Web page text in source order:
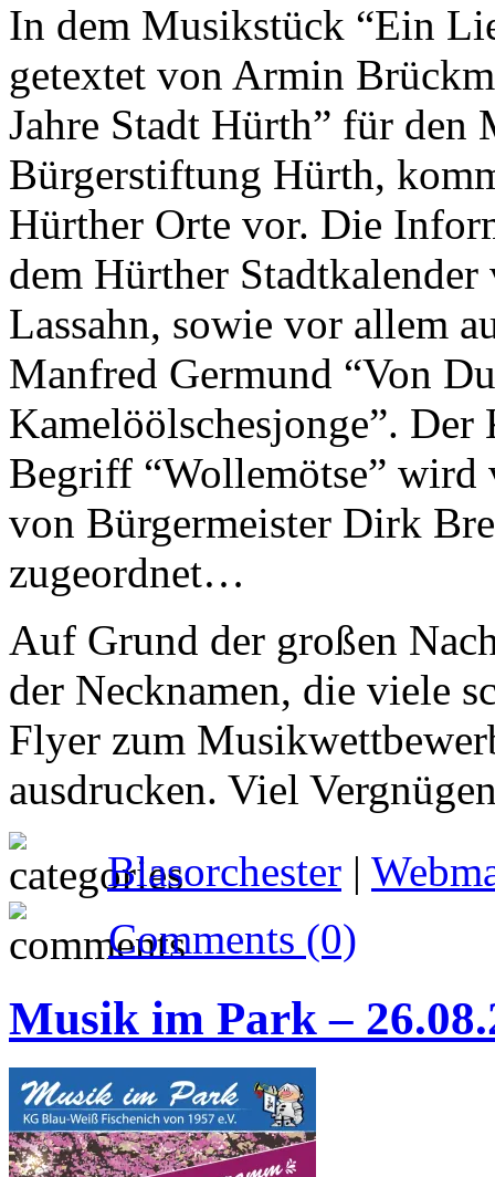
In dem Musikstück “Ein
getextet von Armin
Jahre Stadt Hürth” für den
Bürgerstiftung Hürth,
Hürther Orte vor. Die
dem Hürther
Lassahn, sowie vor allem
Manfred Germund “Von
Kamelöölschesjonge”. Der
Begriff “Wollemötse” wird
von Bürgermeister Dirk
zugeordnet…
Auf Grund der großen
der Necknamen, die viele
Flyer zum
ausdrucken. Viel
Blasorchester |
Comments (0)
Musik im Park –